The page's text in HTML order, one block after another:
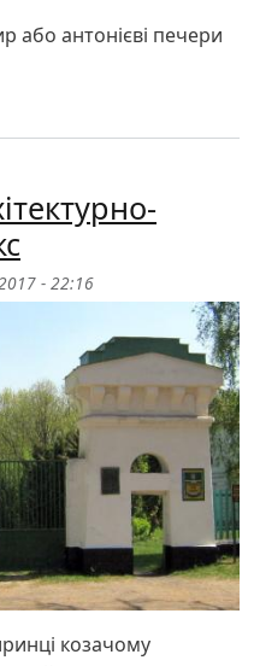
або антонієві печери
- 22:16
козачому